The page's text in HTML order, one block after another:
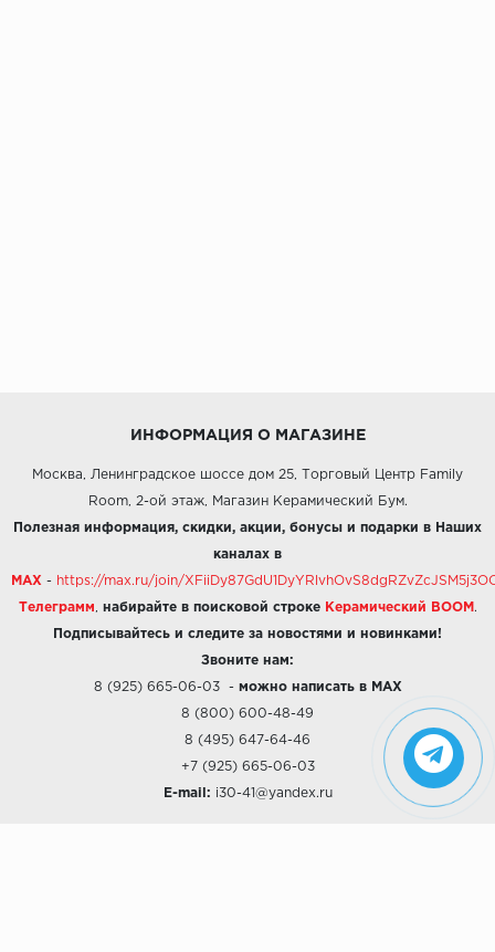
ИНФОРМАЦИЯ О МАГАЗИНЕ
Москва, Ленинградское шоссе дом 25, Торговый Центр Family
Room, 2-ой этаж, Магазин Керамический Бум.
Полезная информация, скидки, акции, бонусы и подарки в Наших
каналах в
MAX - https://max.ru/join/
Телеграмм набирайте в поисковой строке Керамический BOOM .
Подписывайтесь и следите за новостями и новинками!
Звоните нам:
8 (925) 665-06-03- можно написать в MAX
8 (800) 600-48-49
8 (495) 647-64-46
+7 (925) 665-06-03
E-mail: i30-41@yandex.ru